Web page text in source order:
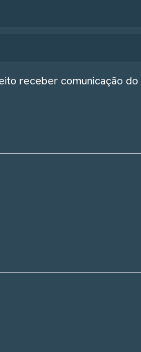
receber comunicação